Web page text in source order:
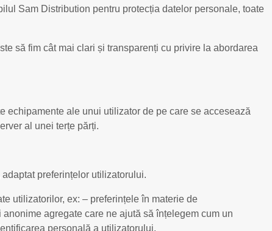
Sam Distribution pentru protecția datelor personale, toate
să fim cât mai clari și transparenți cu privire la abordarea
echipamente ale unui utilizator de pe care se accesează
al unei terțe părți.
preferințelor utilizatorului.
utilizatorilor, ex: – preferințele în materie de
agregate care ne ajută să înțelegem cum un
personală a utilizatorului.